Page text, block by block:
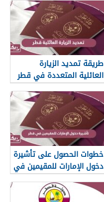
طريقة تمديد الزيارة
العائلية المتعددة في قطر
ورسوم التمديد
خطوات الحصول على تأشيرة
دخول الإمارات للمقيمين في
قطر